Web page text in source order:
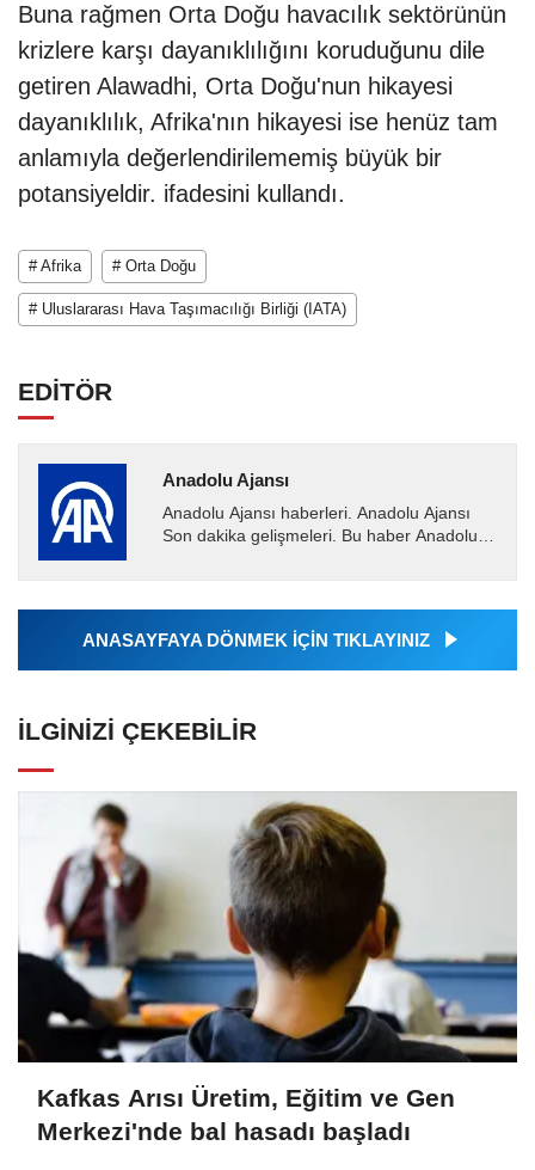
Buna rağmen Orta Doğu havacılık sektörünün
krizlere karşı dayanıklılığını koruduğunu dile
getiren Alawadhi, Orta Doğu'nun hikayesi
dayanıklılık, Afrika'nın hikayesi ise henüz tam
anlamıyla değerlendirilememiş büyük bir
potansiyeldir. ifadesini kullandı.
# Afrika # Orta Doğu
# Uluslararası Hava Taşımacılığı Birliği (IATA)
EDİTÖR
Anadolu Ajansı
Anadolu Ajansı haberleri. Anadolu Ajansı
Son dakika gelişmeleri. Bu haber Anadolu
Ajansı tarafından...
ANASAYFAYA DÖNMEK İÇİN TIKLAYINIZ
İLGINIZI ÇEKEBILIR
Kafkas Arısı Üretim, Eğitim ve Gen
Merkezi'nde bal hasadı başladı